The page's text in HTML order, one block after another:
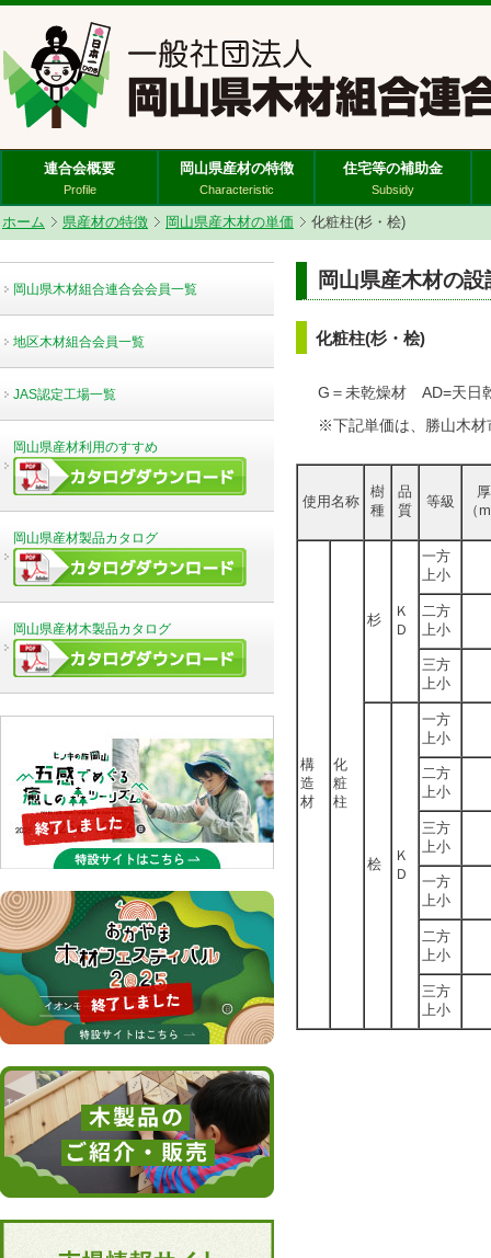
連合会概要
Profile
岡山県産材の特徴
Characteristic
住宅等の補助金
Subsidy
ホーム 県産材の特徴 岡山県産木材の単価 化粧柱(杉・桧)
岡山県産木材の
化粧柱(杉・桧)
G＝未乾燥材 AD=天日
※下記単価は、勝山木材
使用名称
樹
種
品
質
等級
（
構
造
材
化
粧
柱
杉
Ｋ
Ｄ
一方
上小
二方
上小
三方
上小
桧
Ｋ
Ｄ
一方
上小
二方
上小
三方
上小
一方
上小
二方
上小
三方
上小
岡山県木材組合連合会会員一覧
地区木材組合会員一覧
JAS認定工場一覧
岡山県産材利用のすすめ
岡山県産材製品カタログ
岡山県産材木製品カタログ